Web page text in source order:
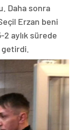
Daha sonra
Erzan beni
2 aylık sürede